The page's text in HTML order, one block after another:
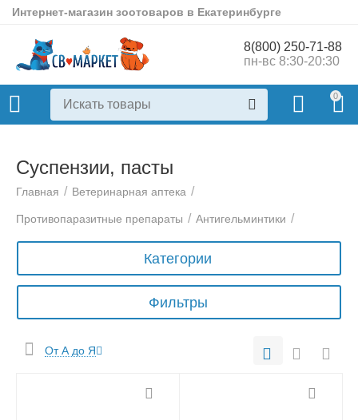
Интернет-магазин зоотоваров в Екатеринбурге
8(800) 250-71-88
пн-вс 8:30-20:30
0
Суспензии, пасты
Главная / Ветеринарная аптека /
Противопаразитные препараты / Антигельминтики /
Категории
Фильтры
От А до Я